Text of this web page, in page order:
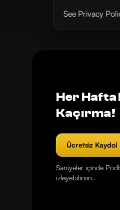
See Privacy
Her Hafta
Kaçırma!
Ücretsiz Kaydol
Saniyeler içinde
izleyebilirsin.